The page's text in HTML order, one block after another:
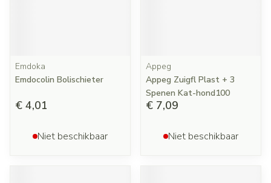
Emdoka
Emdocolin Bolischieter
€ 4,01
Niet beschikbaar
Appeg
Appeg Zuigfl Plast + 3
Spenen Kat-hond100
€ 7,09
Niet beschikbaar